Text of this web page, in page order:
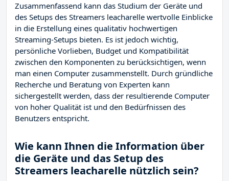
Zusammenfassend kann das Studium der Geräte und
des Setups des Streamers leacharelle wertvolle Einblicke
in die Erstellung eines qualitativ hochwertigen
Streaming-Setups bieten. Es ist jedoch wichtig,
persönliche Vorlieben, Budget und Kompatibilität
zwischen den Komponenten zu berücksichtigen, wenn
man einen Computer zusammenstellt. Durch gründliche
Recherche und Beratung von Experten kann
sichergestellt werden, dass der resultierende Computer
von hoher Qualität ist und den Bedürfnissen des
Benutzers entspricht.
Wie kann Ihnen die Information über
die Geräte und das Setup des
Streamers leacharelle nützlich sein?